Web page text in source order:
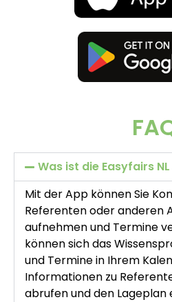
Was ist die Easyfairs
Mit der App können Sie
Referenten oder anderen
aufnehmen und Termine
können sich das
und Termine in Ihrem
Informationen zu
abrufen und den Lageplan